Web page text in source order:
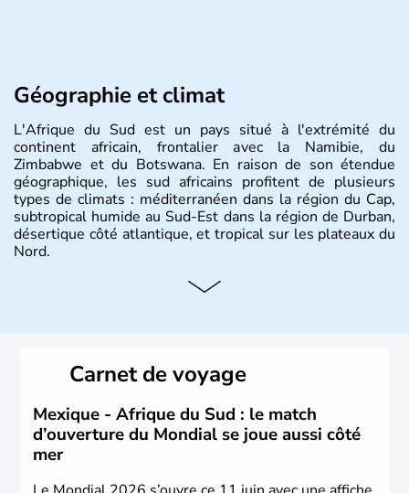
Géographie et climat
L'Afrique du Sud est un pays situé à l'extrémité du
continent africain, frontalier avec la Namibie, du
Zimbabwe et du Botswana. En raison de son étendue
géographique, les sud africains profitent de plusieurs
types de climats : méditerranéen dans la région du Cap,
subtropical humide au Sud-Est dans la région de Durban,
désertique côté atlantique, et tropical sur les plateaux du
Nord.
Histoire et administration
Mandela. Sa capitale administrative est aujourd'hui
Pretoria. L'Afrique du Sud est riche en ressources
minières, notamment avec l'or et le charbon.
Carnet de voyage
Mexique - Afrique du Sud : le match
d’ouverture du Mondial se joue aussi côté
mer